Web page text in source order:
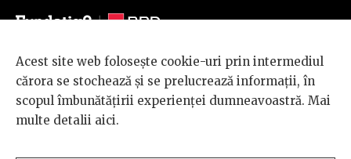
© 2026 BRD Groupe Société Générale, toate drepturile rezervate.
Scena 9 este un proiect sustinut de
BRD GROUPE SOCIÉTÉ
GÉNÉRALE
Acest site web folosește cookie-uri prin intermediul
cărora se stochează și se prelucrează informații, în
scopul îmbunătățirii experienței dumneavoastră. Mai
multe detalii aici.